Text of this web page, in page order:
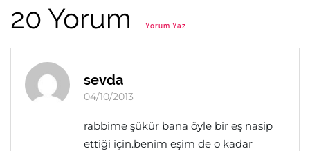
20 Yorum Yorum Yaz
sevda
04/10/2013
rabbime şükür bana öyle bir eş nasip
ettiği için.benim eşim de o kadar